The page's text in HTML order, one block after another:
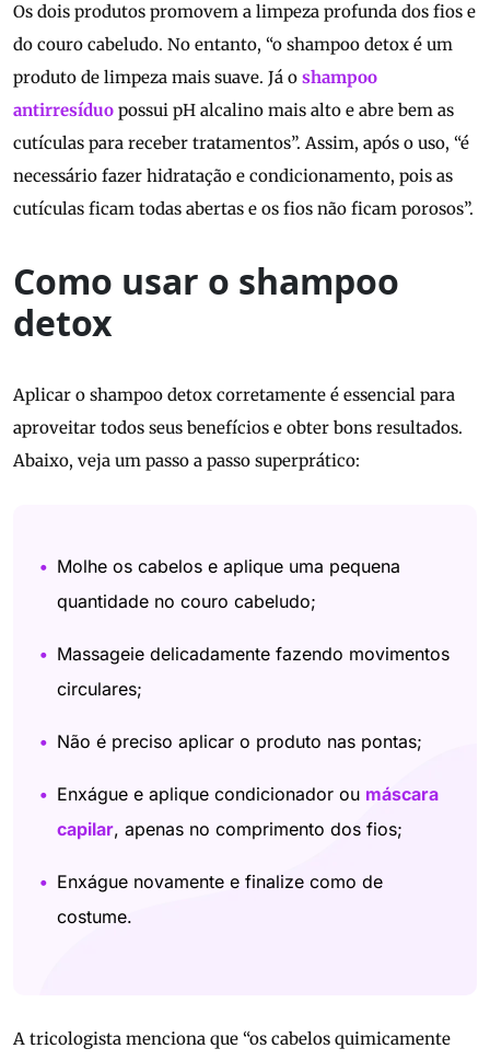
Os dois produtos promovem a limpeza profunda dos fios e
do couro cabeludo. No entanto, “o shampoo detox é um
produto de limpeza mais suave. Já o shampoo
antirresíduo possui pH alcalino mais alto e abre bem as
cutículas para receber tratamentos”. Assim, após o uso, “é
necessário fazer hidratação e condicionamento, pois as
cutículas ficam todas abertas e os fios não ficam porosos”.
Como usar o shampoo
detox
Aplicar o shampoo detox corretamente é essencial para
aproveitar todos seus benefícios e obter bons resultados.
Abaixo, veja um passo a passo superprático:
Molhe os cabelos e aplique uma pequena
quantidade no couro cabeludo;
Massageie delicadamente fazendo movimentos
circulares;
Não é preciso aplicar o produto nas pontas;
Enxágue e aplique condicionador ou máscara
capilar, apenas no comprimento dos fios;
Enxágue novamente e finalize como de
costume.
A tricologista menciona que “os cabelos quimicamente